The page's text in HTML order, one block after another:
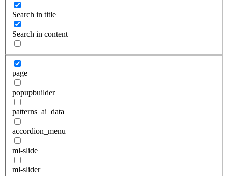
Search in title
Search in content
page
popupbuilder
patterns_ai_data
accordion_menu
ml-slide
ml-slider